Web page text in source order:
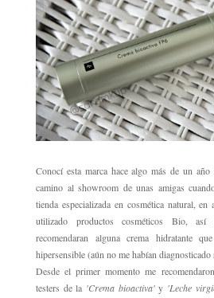
Conocí esta marca hace algo más de un
camino al showroom de unas amigas
tienda especializada en cosmética natural,
utilizado productos cosméticos Bio,
recomendaran alguna crema hidratante
hipersensible (aún no me habían diagnosticado
Desde el primer momento me recomendaron
testers de la 'Crema bioactiva'y 'Leche